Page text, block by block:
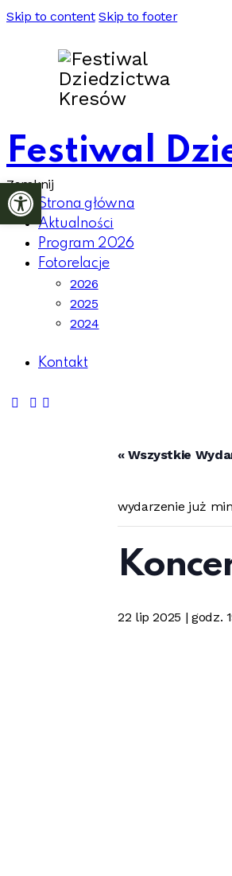
Skip to content Skip to footer
Festiwal
Zamknij
Strona główna
Aktualności
Program 2026
Fotorelacje
2026
2025
2024
Kontakt
« Wszystkie
wydarzenie już
22 lip 2025 | godz.
Otwórz pasek narzędzi